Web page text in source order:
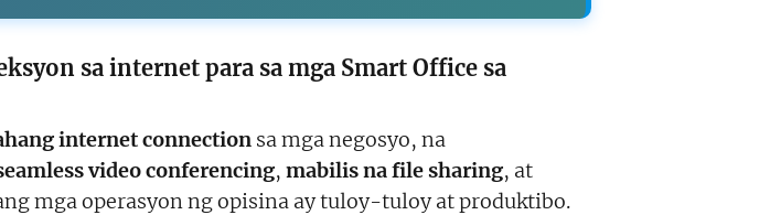
sa internet para sa mga Smart Office sa
internet connection sa mga negosyo, na
video conferencing, mabilis na file sharing, at
mga operasyon ng opisina ay tuloy-tuloy at produktibo.